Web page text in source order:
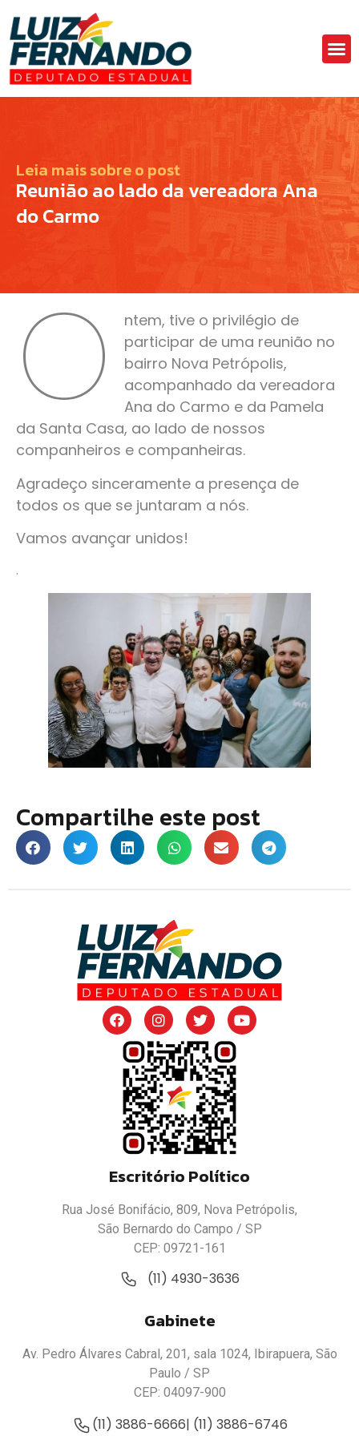
Leia mais sobre o post
Reunião ao lado da vereadora Ana
do Carmo
O
ntem, tive o privilégio de
participar de uma reunião no
bairro Nova Petrópolis,
acompanhado da vereadora
Ana do Carmo e da Pamela
da Santa Casa, ao lado de nossos
companheiros e companheiras.
Agradeço sinceramente a presença de
todos os que se juntaram a nós.
Vamos avançar unidos!
.
Compartilhe este post
Escritório Político
Rua José Bonifácio, 809, Nova Petrópolis,
São Bernardo do Campo / SP
CEP: 09721-161
(11) 4930-3636
Gabinete
Av. Pedro Álvares Cabral, 201, sala 1024, Ibirapuera, São
Paulo / SP
CEP: 04097-900
(11) 3886-6666| (11) 3886-6746